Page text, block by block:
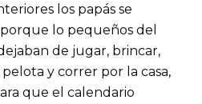
los papás se
lo pequeños del
de jugar, brincar,
y correr por la casa,
que el calendario